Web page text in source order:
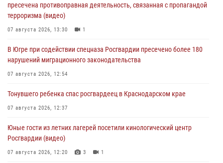
пресечена противоправная деятельность, связанная с пропагандой
терроризма (видео)
07 августа 2026, 13:30 1
В Югре при содействии спецназа Росгвардии пресечено более 180
нарушений миграционного законодательства
07 августа 2026, 12:54
Тонувшего ребенка спас росгвардеец в Краснодарском крае
07 августа 2026, 12:37
Юные гости из летних лагерей посетили кинологический центр
Росгвардии (видео)
07 августа 2026, 12:20 3 1